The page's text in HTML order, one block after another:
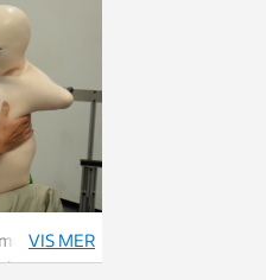
er et
VIS MER